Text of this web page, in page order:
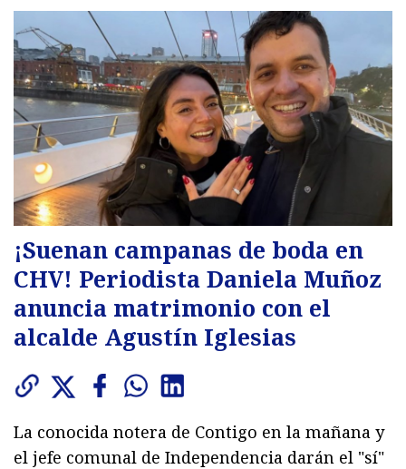
¡Suenan campanas de boda en
CHV! Periodista Daniela Muñoz
anuncia matrimonio con el
alcalde Agustín Iglesias
La conocida notera de Contigo en la mañana y
el jefe comunal de Independencia darán el "sí"